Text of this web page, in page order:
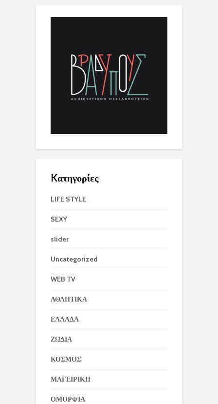
Kατηγορίες
LIFE STYLE
SEXY
slider
Uncategorized
WEB TV
ΑΘΛΗΤΙΚΑ
ΕΛΛΑΔΑ
ΖΩΔΙΑ
ΚΟΣΜΟΣ
ΜΑΓΕΙΡΙΚΗ
ΟΜΟΡΦΙΑ